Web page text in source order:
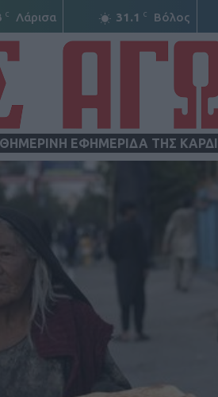
C Λάρισα 31.1 C Βόλος
ΕΦΗΜΕΡΙΔΑ ΤΗΣ